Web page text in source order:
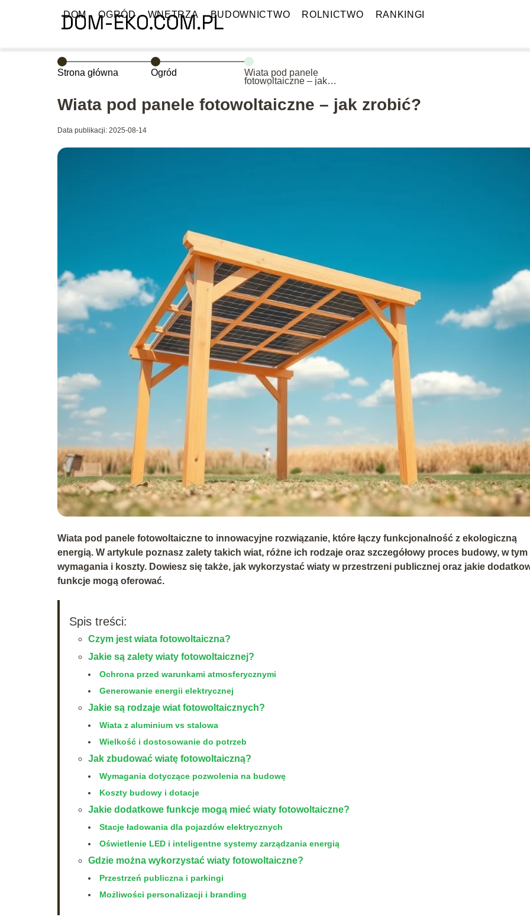
DOM OGRÓD WNĘTRZA BUDOWNICTWO ROLNICTWO RANKINGI
Strona główna Ogród
Wiata pod panele
fotowoltaiczne – jak
Wiata pod panele fotowoltaiczne – jak zrobić?
Data publikacji: 2025-08-14
Wiata pod panele fotowoltaiczne to innowacyjne rozwiązanie, które łączy funkcjonalność z ekologiczną
energią. W artykule poznasz zalety takich wiat, różne ich rodzaje oraz szczegółowy proces budowy, w tym
wymagania i koszty. Dowiesz się także, jak wykorzystać wiaty w przestrzeni publicznej oraz jakie
funkcje mogą oferować.
Spis treści:
Czym jest wiata fotowoltaiczna?
Jakie są zalety wiaty fotowoltaicznej?
Ochrona przed warunkami atmosferycznymi
Generowanie energii elektrycznej
Jakie są rodzaje wiat fotowoltaicznych?
Wiata z aluminium vs stalowa
Wielkość i dostosowanie do potrzeb
Jak zbudować wiatę fotowoltaiczną?
Wymagania dotyczące pozwolenia na budowę
Koszty budowy i dotacje
Jakie dodatkowe funkcje mogą mieć wiaty fotowoltaiczne?
Stacje ładowania dla pojazdów elektrycznych
Oświetlenie LED i inteligentne systemy zarządzania energią
Gdzie można wykorzystać wiaty fotowoltaiczne?
Przestrzeń publiczna i parkingi
Możliwości personalizacji i branding